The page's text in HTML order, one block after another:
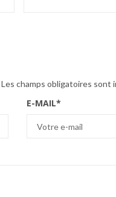
Les champs obligatoires sont
E-MAIL*